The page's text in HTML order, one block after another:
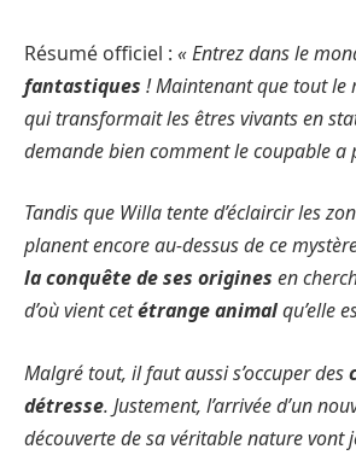
Résumé officiel : « Entrez dans le
fantastiques ! Maintenant que tout le
qui transformait les êtres vivants en
demande bien comment le coupable a
Tandis que Willa tente d’éclaircir les
planent encore au-dessus de ce
la conquête de ses origines en
d’où vient cetétrange animalqu’elle
Malgré tout, il faut aussi s’occuper des
détresse. Justement, l’arrivée d’un
découverte de sa véritable nature vont